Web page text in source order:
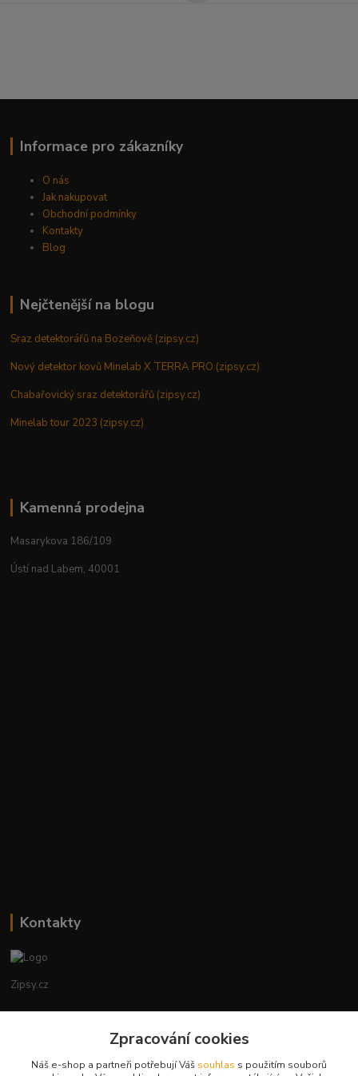
Informace pro zákazníky
O nás
Jak nakupovat
Obchodní podmínky
Kontakty
Blog
Nejčtenější na blogu
Sraz detektorářů na Bozeňově (zipsy.cz)
Nový detektor kovů Minelab X TERRA PRO (zipsy.cz)
Chabařovický sraz detektorářů (zipsy.cz)
Minelab tour 2023 (zipsy.cz)
Kamenná prodejna
Masarykova 186/109
Ústí nad Labem, 40001
Kontakty
Zipsy.cz
+420774877333
Zpracování cookies
Náš e-shop a partneři potřebují Váš souhlas s použitím souborů